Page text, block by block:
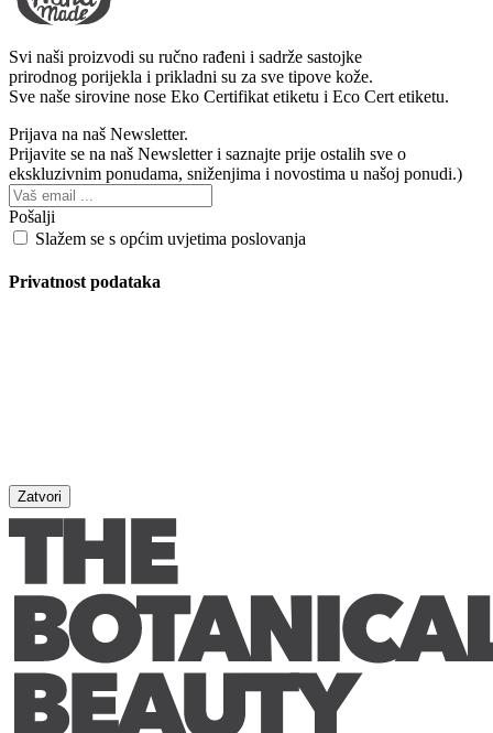
Svi naši proizvodi su ručno rađeni i sadrže sastojke
prirodnog porijekla i prikladni su za sve tipove kože.
Sve naše sirovine nose Eko Certifikat etiketu i Eco Cert etiketu.
Prijava na naš Newsletter.
Prijavite se na naš Newsletter i saznajte prije ostalih sve o
ekskluzivnim ponudama, sniženjima i novostima u našoj ponudi.)
Pošalji
Slažem se s općim uvjetima poslovanja
Privatnost podataka
Zatvori